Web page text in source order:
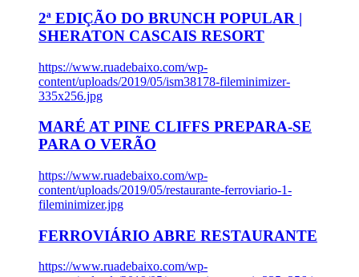
2ª EDIÇÃO DO BRUNCH POPULAR |
SHERATON CASCAIS RESORT
https://www.ruadebaixo.com/wp-
content/uploads/2019/05/ism38178-fileminimizer-
335x256.jpg
MARÉ AT PINE CLIFFS PREPARA-SE
PARA O VERÃO
https://www.ruadebaixo.com/wp-
content/uploads/2019/05/restaurante-ferroviario-1-
fileminimizer.jpg
FERROVIÁRIO ABRE RESTAURANTE
https://www.ruadebaixo.com/wp-